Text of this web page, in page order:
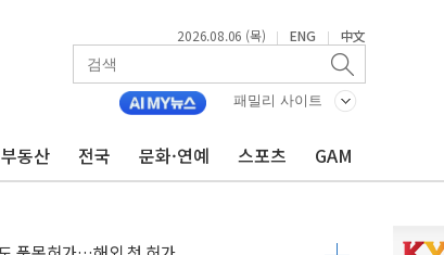
2026.08.06 (목) | ENG | 中文
패밀리 사이트
부동산 전국 문화·연예 스포츠 GAM
제개편"…용산공원 훼손 안 돼
전직 대통령 예우 대상 제외·국민 정서 고려